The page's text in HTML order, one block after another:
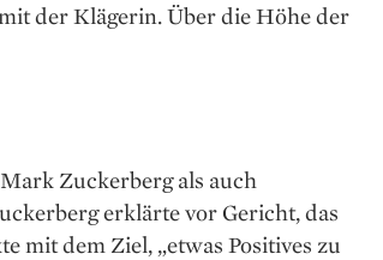
der Klägerin. Über die Höhe der
Zuckerberg als auch
erklärte vor Gericht, das
mit dem Ziel, „etwas Positives zu